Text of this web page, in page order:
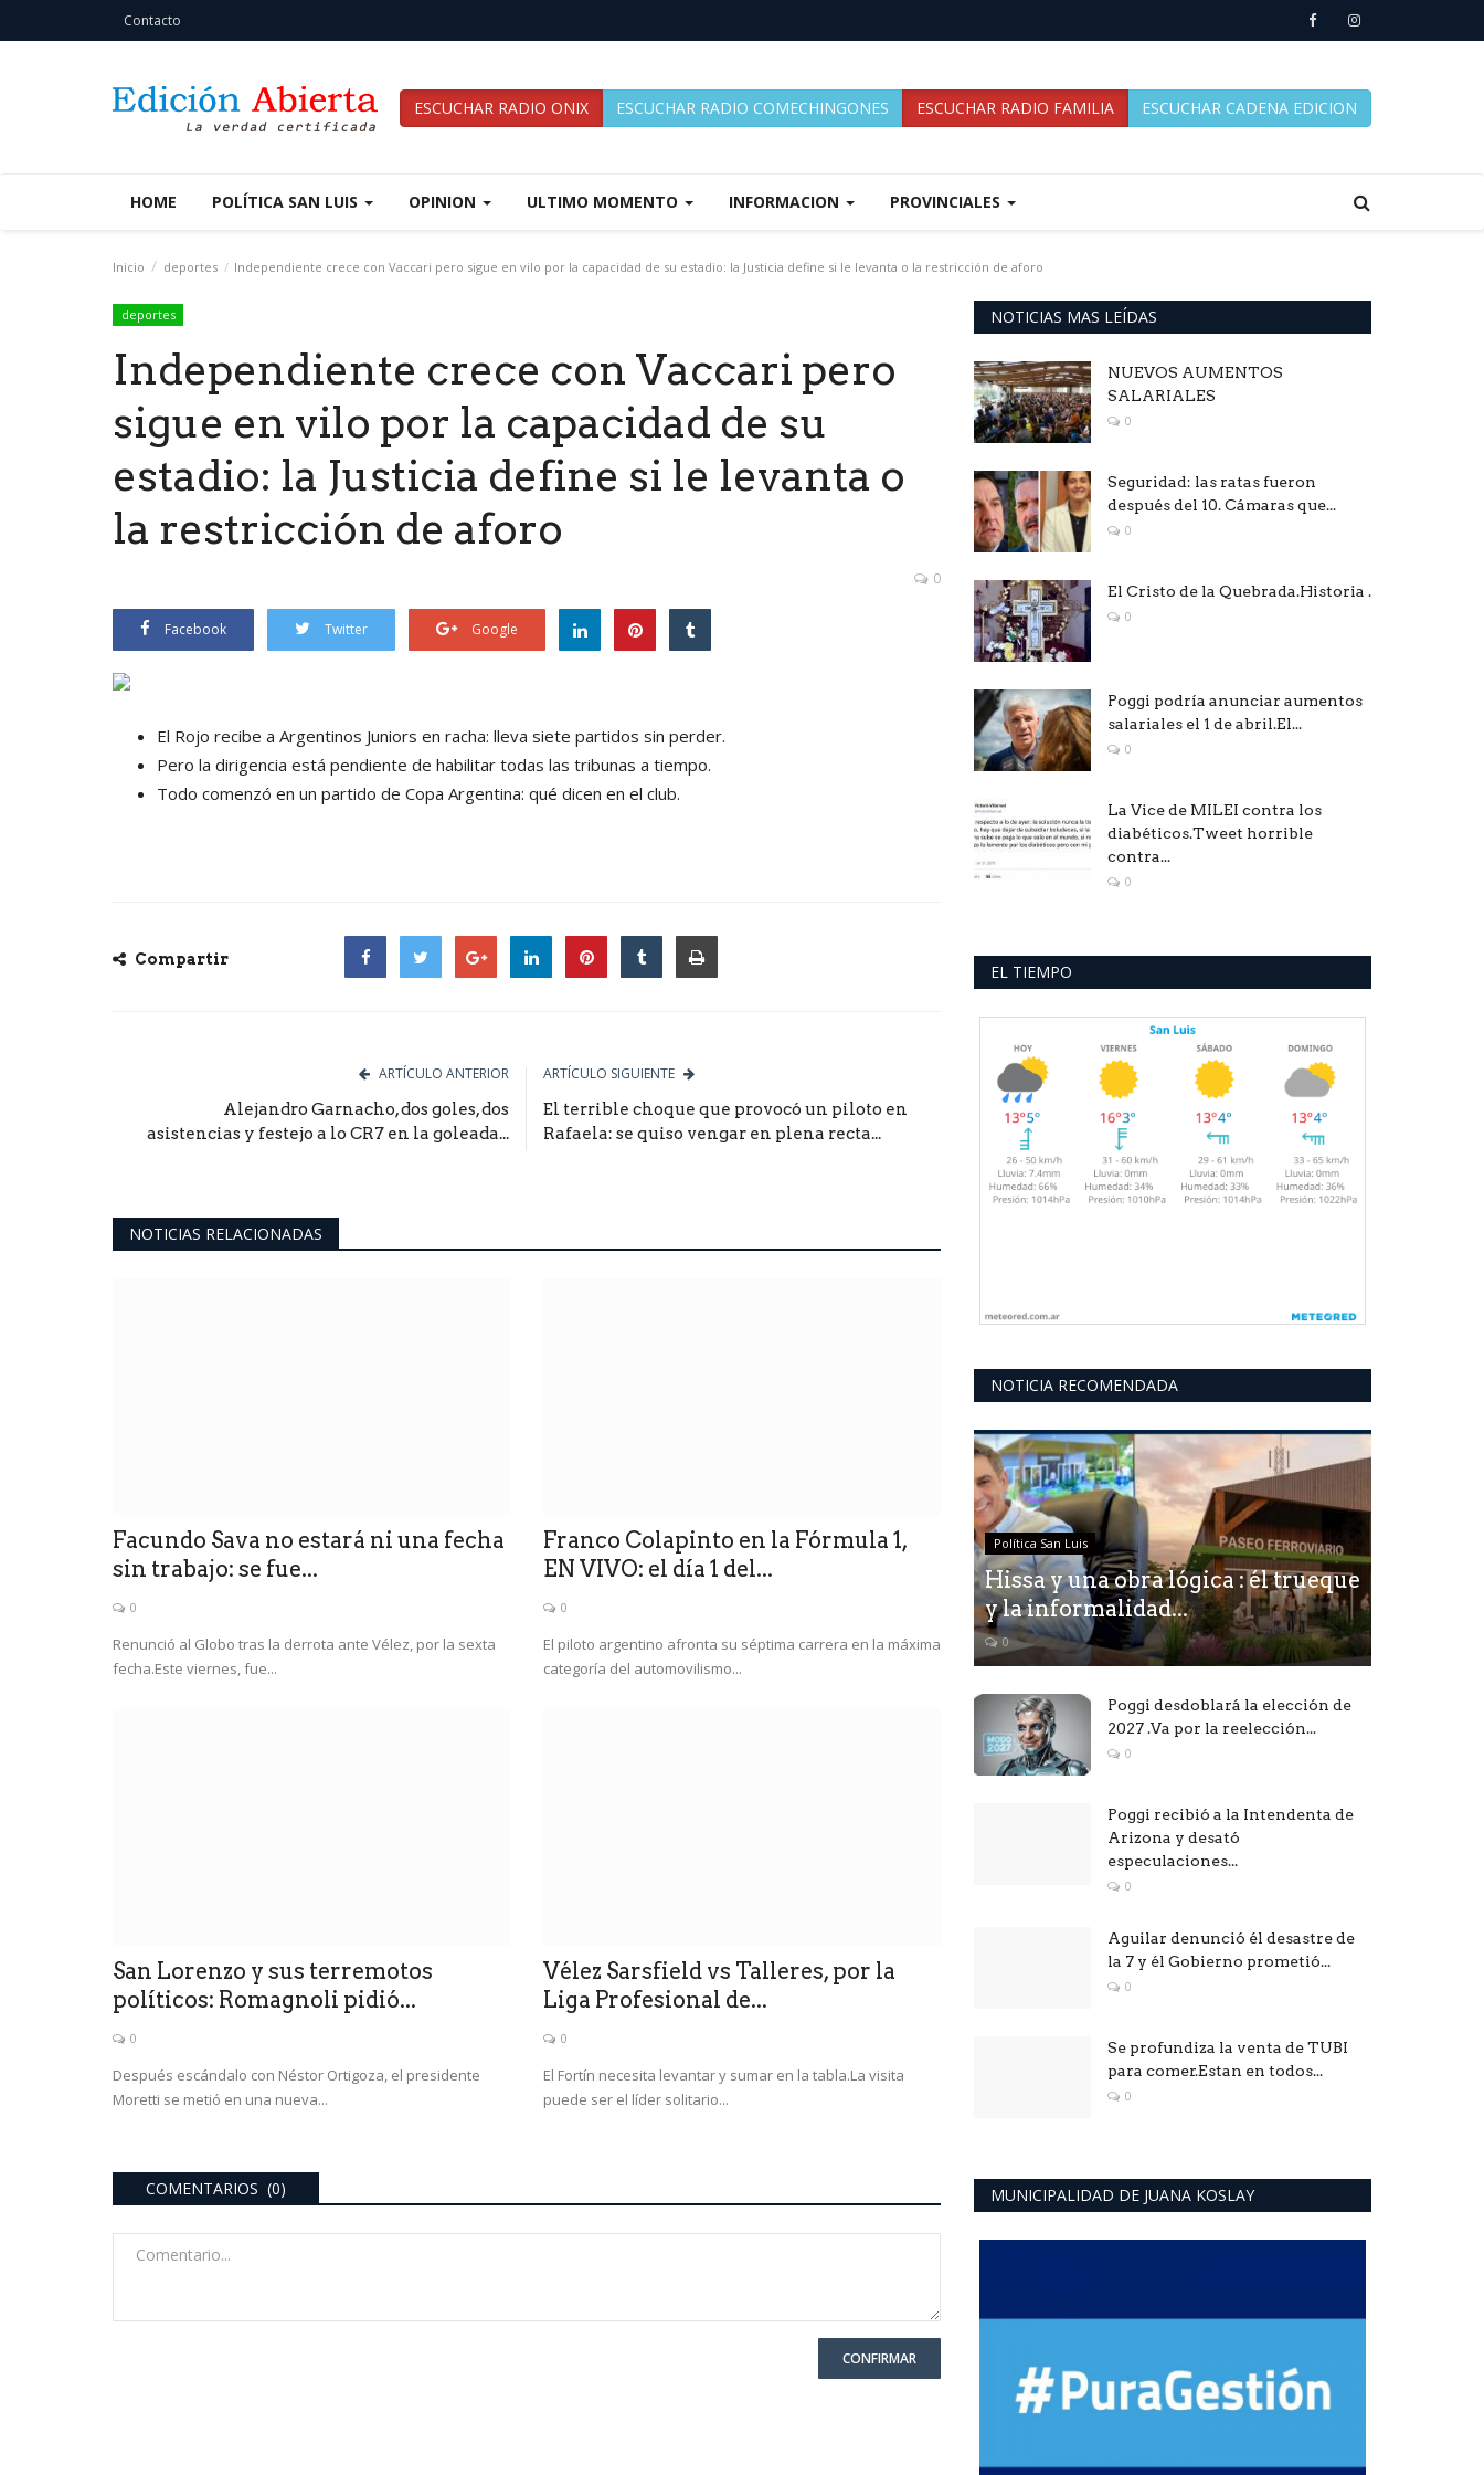
Contacto
ESCUCHAR RADIO ONIX ESCUCHAR RADIO COMECHINGONES ESCUCHAR RADIO FAMILIA ESCUCHAR CADENA EDICION
HOME POLÍTICA SAN LUIS OPINION ULTIMO MOMENTO INFORMACION PROVINCIALES
Inicio deportes Independiente crece con Vaccari pero sigue en vilo por la capacidad de su estadio: la Justicia define si le levanta o la restricción de aforo
deportes
Independiente crece con Vaccari pero
sigue en vilo por la capacidad de su
estadio: la Justicia define si le levanta o
la restricción de aforo
0
Facebook Twitter Google
El Rojo recibe a Argentinos Juniors en racha: lleva siete partidos sin perder.
Pero la dirigencia está pendiente de habilitar todas las tribunas a tiempo.
Todo comenzó en un partido de Copa Argentina: qué dicen en el club.
Compartir
ARTÍCULO ANTERIOR
Alejandro Garnacho, dos goles, dos
asistencias y festejo a lo CR7 en la goleada...
ARTÍCULO SIGUIENTE
El terrible choque que provocó un piloto en
Rafaela: se quiso vengar en plena recta...
NOTICIAS RELACIONADAS
Facundo Sava no estará ni una fecha
sin trabajo: se fue...
0
Renunció al Globo tras la derrota ante Vélez, por la sexta
fecha.Este viernes, fue...
Franco Colapinto en la Fórmula 1,
EN VIVO: el día 1 del...
0
El piloto argentino afronta su séptima carrera en la máxima
categoría del automovilismo...
San Lorenzo y sus terremotos
políticos: Romagnoli pidió...
0
Después escándalo con Néstor Ortigoza, el presidente
Moretti se metió en una nueva...
Vélez Sarsfield vs Talleres, por la
Liga Profesional de...
0
El Fortín necesita levantar y sumar en la tabla.La visita
puede ser el líder solitario...
COMENTARIOS (0)
CONFIRMAR
NOTICIAS MAS LEÍDAS
NUEVOS AUMENTOS
SALARIALES
0
Seguridad: las ratas fueron
después del 10. Cámaras que...
0
El Cristo de la Quebrada.Historia .
0
Poggi podría anunciar aumentos
salariales el 1 de abril.El...
0
La Vice de MILEI contra los
diabéticos.Tweet horrible
contra...
0
EL TIEMPO
NOTICIA RECOMENDADA
Política San Luis
Hissa y una obra lógica : él trueque
y la informalidad...
0
Poggi desdoblará la elección de
2027 .Va por la reelección...
0
Poggi recibió a la Intendenta de
Arizona y desató
especulaciones...
0
Aguilar denunció él desastre de
la 7 y él Gobierno prometió...
0
Se profundiza la venta de TUBI
para comer.Estan en todos...
0
MUNICIPALIDAD DE JUANA KOSLAY